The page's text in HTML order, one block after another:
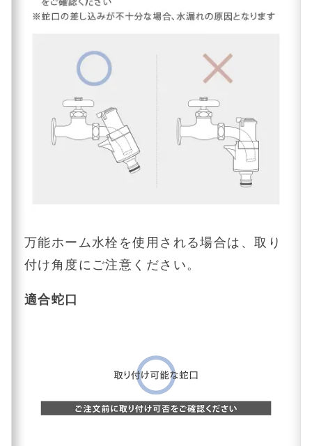
万能ホーム水栓を使用される場合は、取り
付け角度にご注意ください。
適合蛇口